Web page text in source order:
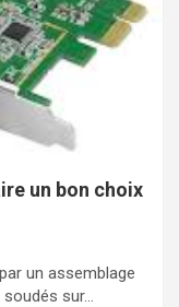
un bon choix
un assemblage
sur…